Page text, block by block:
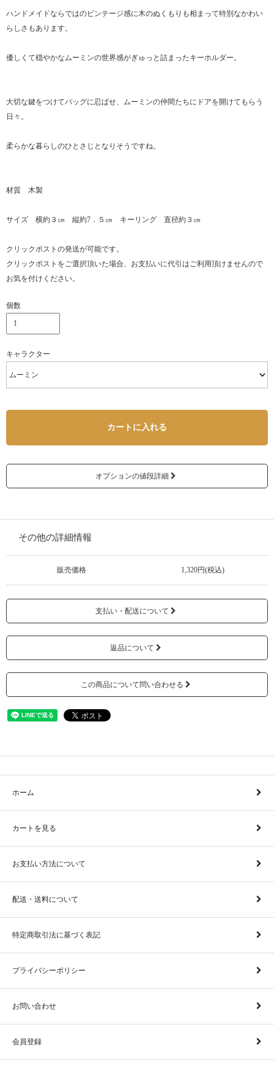
ハンドメイドならではのビンテージ感に木のぬくもりも相まって特別なかわい
らしさもあります。
優しくて穏やかなムーミンの世界感がぎゅっと詰まったキーホルダー。
大切な鍵をつけてバッグに忍ばせ、ムーミンの仲間たちにドアを開けてもらう
日々。
柔らかな暮らしのひとさじとなりそうですね。
材質 木製
サイズ 横約３㎝ 縦約7．５㎝ キーリング 直径約３㎝
クリックポストの発送が可能です。
クリックポストをご選択頂いた場合、お支払いに代引はご利用頂けませんので
お気を付けください。
個数
キャラクター
カートに入れる
オプションの値段詳細
その他の詳細情報
販売価格 1,320円(税込)
支払い・配送について
返品について
この商品について問い合わせる
ホーム
カートを見る
お支払い方法について
配送・送料について
特定商取引法に基づく表記
プライバシーポリシー
お問い合わせ
会員登録